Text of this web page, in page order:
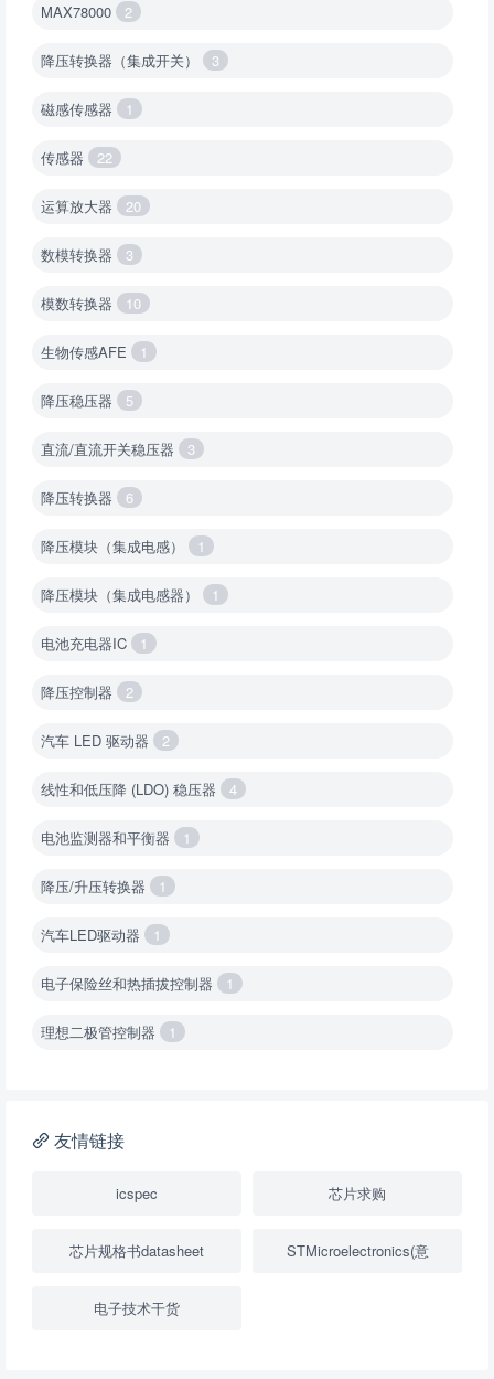
MAX78000 2
降压转换器（集成开关） 3
磁感传感器 1
传感器 22
运算放大器 20
数模转换器 3
模数转换器 10
生物传感AFE 1
降压稳压器 5
直流/直流开关稳压器 3
降压转换器 6
降压模块（集成电感） 1
降压模块（集成电感器） 1
电池充电器IC 1
降压控制器 2
汽车 LED 驱动器 2
线性和低压降 (LDO) 稳压器 4
电池监测器和平衡器 1
降压/升压转换器 1
汽车LED驱动器 1
电子保险丝和热插拔控制器 1
理想二极管控制器 1
降压转换器（继承开关）
USB隔离器 1
友情链接
icspec 芯片求购
芯片规格书datasheet STMicroelectronics(意
电子技术干货